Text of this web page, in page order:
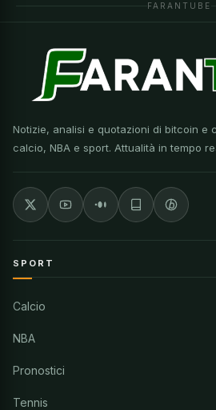
FARANTUBE
Notizie, analisi e quotazioni di bitcoin e
calcio, NBA e sport. Attualità in tempo
SPORT
Calcio
NBA
Pronostici
Tennis